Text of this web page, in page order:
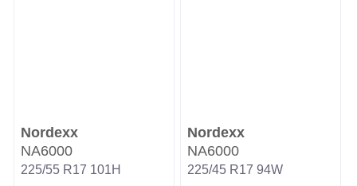
Nordexx
NA6000
225/55 R17 101H
Nordexx
NA6000
225/45 R17 94W